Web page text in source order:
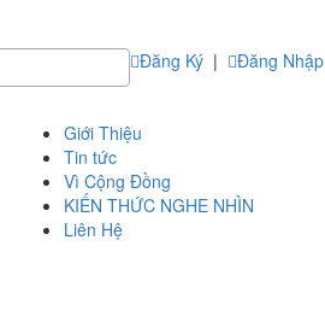
Đăng Ký | Đăng Nhập
Giới Thiệu
Tin tức
Vì Cộng Đồng
KIẾN THỨC NGHE NHÌN
Liên Hệ